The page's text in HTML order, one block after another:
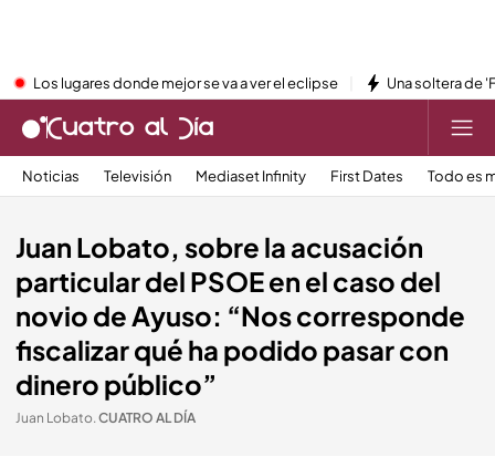
Los lugares donde mejor se va a ver el eclipse Una soltera de
Noticias Televisión Mediaset Infinity First Dates Todo es
Juan Lobato, sobre la acusación
particular del PSOE en el caso del
novio de Ayuso: “Nos corresponde
fiscalizar qué ha podido pasar con
dinero público”
Juan Lobato.CUATRO AL DÍA